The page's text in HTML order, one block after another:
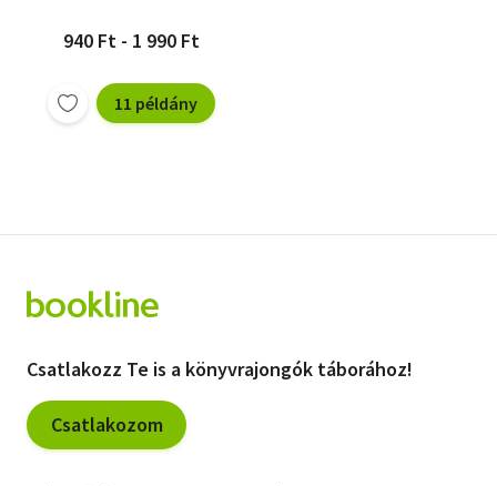
940 Ft - 1 990 Ft
11 példány
Csatlakozz Te is a könyvrajongók táborához!
Csatlakozom